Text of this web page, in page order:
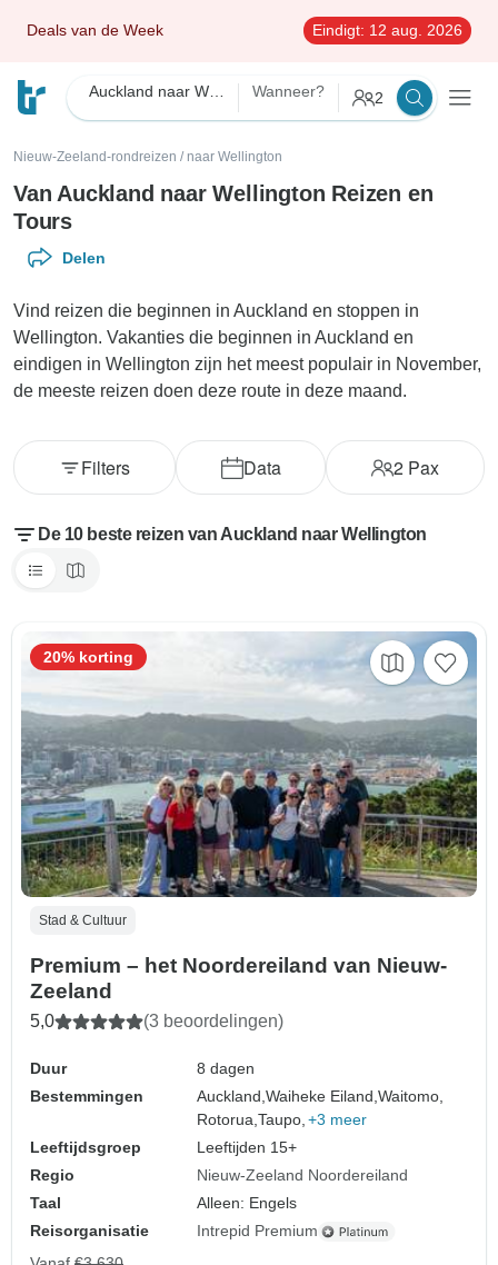
Deals van de Week Eindigt: 12 aug. 2026
Wanneer? 2
Nieuw-Zeeland-rondreizen / naar Wellington
Van Auckland naar Wellington Reizen en
Tours
Delen
Vind reizen die beginnen in Auckland en stoppen in
Wellington. Vakanties die beginnen in Auckland en
eindigen in Wellington zijn het meest populair in November,
de meeste reizen doen deze route in deze maand.
Data 2 Pax
Filters
De 10 beste reizen van Auckland naar Wellington
Stad & Cultuur
Premium – het Noordereiland van Nieuw-
Zeeland
5,0 (3 beoordelingen)
Duur
8 dagen
Bestemmingen
Auckland,Waiheke Eiland,Waitomo,
Rotorua,Taupo, +3 meer
Leeftijdsgroep
Leeftijden 15+
Regio
Nieuw-Zeeland Noordereiland
Taal
Alleen: Engels
Reisorganisatie
Intrepid Premium
20% korting